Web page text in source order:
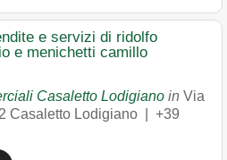
e servizi di ridolfo
e menichetti camillo
Casaletto Lodigiano in Via
Casaletto Lodigiano
+39